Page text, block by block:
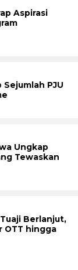
Aspirasi
PJU
Ungkap
Tewaskan
Berlanjut,
OTT hingga